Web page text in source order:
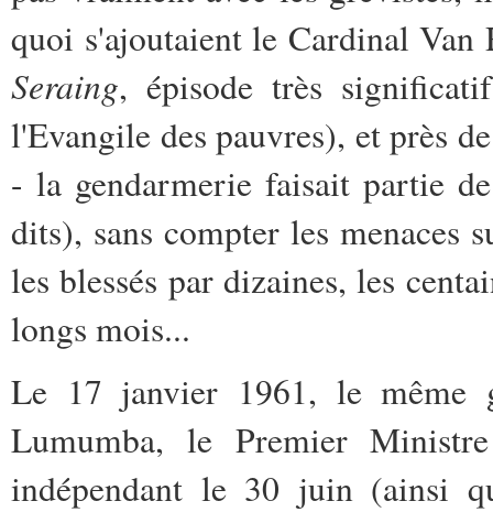
quoi s'ajoutaient le Cardinal Van
Seraing, épisode très
l'Evangile des pauvres), et près
- la gendarmerie faisait partie
dits), sans compter les menaces
les blessés par dizaines, les
longs mois...
Le 17 janvier 1961, le même
Lumumba, le Premier
indépendant le 30 juin (ainsi